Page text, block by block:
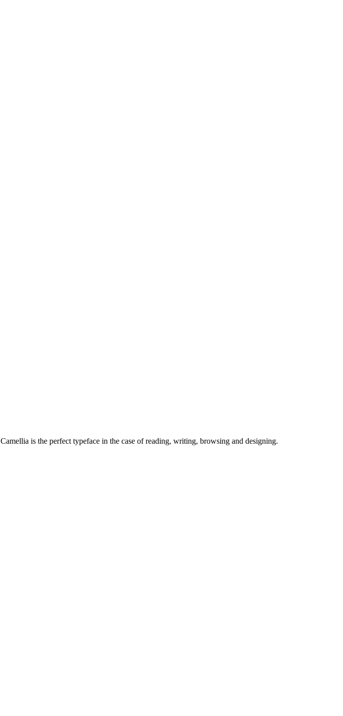
is the perfect typeface in the case of reading, writing, browsing and designing.